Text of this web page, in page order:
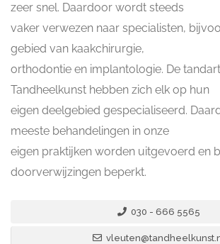
zeer snel. Daardoor wordt steeds
vaker verwezen naar specialisten,
gebied van kaakchirurgie,
orthodontie en implantologie. De
Tandheelkunst hebben zich elk op hun
eigen deelgebied gespecialiseerd.
meeste behandelingen in onze
eigen praktijken worden uitgevoerd en
doorverwijzingen beperkt.
030 - 666 5565